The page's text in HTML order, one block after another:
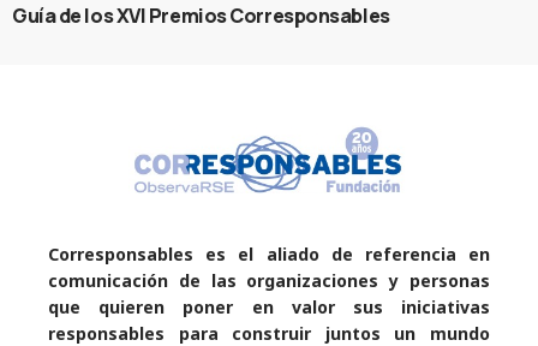
Guía de los XVI Premios Corresponsables
Corresponsables es el aliado de referencia en
comunicación de las organizaciones y personas
que quieren poner en valor sus iniciativas
responsables para construir juntos un mundo